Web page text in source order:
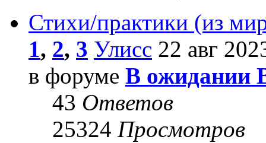
Стихи/практики (из
1, 2, 3 Улисс 22 авг
в форуме В ожидании
43 Ответов
25324 Просмотров